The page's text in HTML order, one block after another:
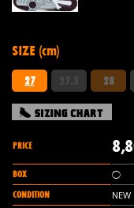
SIZE (cm)
27 28
PRICE
BOX ◯
CONDITION NEW